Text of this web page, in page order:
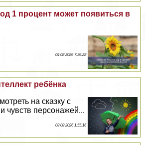
1 процент может появиться в
04 08 2026 7:36:28
ребёнка
на сказку с
чувств персонажей...
03 08 2026 1:55:16